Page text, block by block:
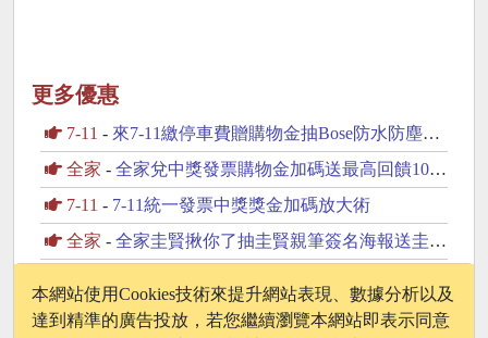
更多優惠
7-11 - 來7-11繳停車費贈購物金抽Bose防水防塵藍芽喇叭
全家 - 全家兌中獎發票購物金加碼送最高回饋100元購物金
7-11 - 7-11統一發票中獎獎金加碼放大術
全家 - 全家圭賢揪你了抽圭賢親筆簽名海報送圭賢小卡杯墊
本網站使用Cookies技術來提升網站表現、數據分析以及
達到精準的廣告投放，若您繼續瀏覽本網站即表示同意